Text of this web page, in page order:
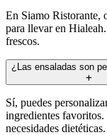
En Siamo Ristorante,
para llevar en
frescos.
¿Las ensaladas son
Sí, puedes
ingredientes favoritos.
necesidades dietéticas.